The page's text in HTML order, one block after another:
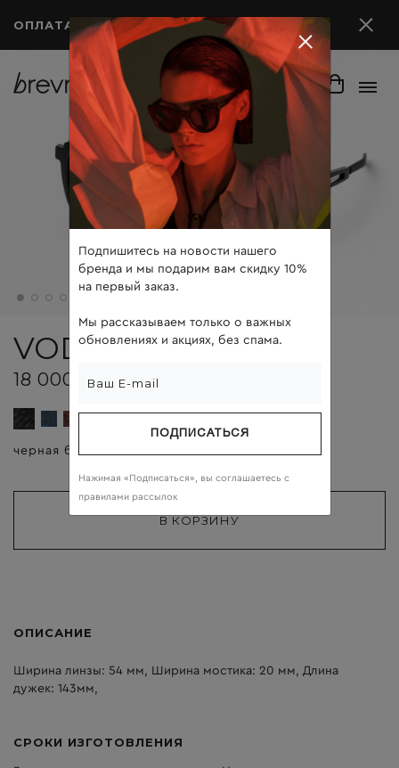
ОПЛАТА ПОСЛЕ ПРИМЕРКИ
VODA
18 000 ₽
черная береза
ОПИСАНИЕ
Ширина линзы: 54 мм, Ширина мостика: 20 мм, Длина
дужек: 143мм,
СРОКИ ИЗГОТОВЛЕНИЯ
Подпишитесь на новости нашего
бренда и мы подарим вам скидку 10%
на первый заказ.
Мы рассказываем только о важных
обновлениях и акциях, без спама.
ПОДПИСАТЬСЯ
Нажимая «Подписаться», вы соглашаетесь c
правилами рассылок